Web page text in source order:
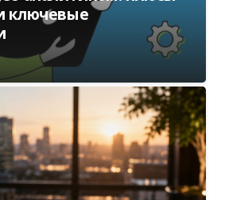
ключевые